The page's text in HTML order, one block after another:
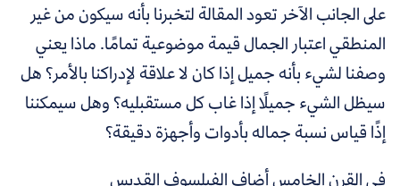
على الجانب الآخر تعود المقالة لتخبرنا بأنه سيكون من غير
المنطقي اعتبار الجمال قيمة موضوعية تمامًا.ماذا يعني
وصفنا لشيء بأنه جميل إذا كان لا علاقة لإدراكنا بالأمر؟ هل
سيظل الشيء جميلًا إذا غاب كل مستقبليه؟ وهل سيمكننا
إذًا قياس نسبة جماله بأدوات وأجهزة دقيقة؟
في القرن الخامس أضاف الفيلسوف القديس